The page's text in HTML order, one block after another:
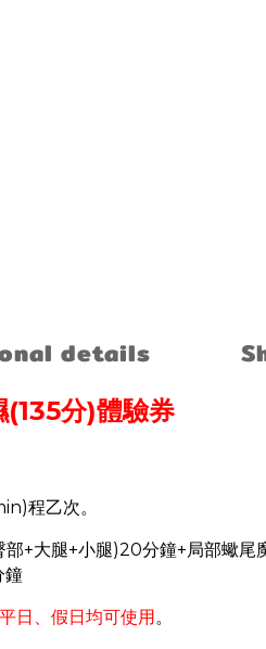
details
(135分)體驗券
程乙次。
部+大腿+小腿)20分鐘+局部蠍尾
鐘
日、假日均可使用 。